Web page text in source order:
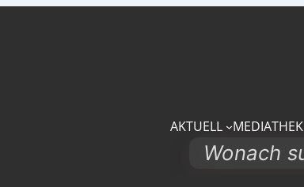
AKTUELL MEDIATHEK
Search